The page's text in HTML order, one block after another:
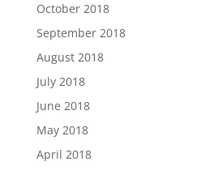
October 2018
September 2018
August 2018
July 2018
June 2018
May 2018
April 2018